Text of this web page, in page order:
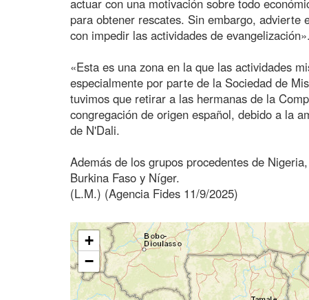
actuar con una motivación sobre todo
para obtener rescates. Sin embargo, advierte
con impedir las actividades de evangelización».
«Esta es una zona en la que las actividades
especialmente por parte de la Sociedad de
tuvimos que retirar a las hermanas de la
congregación de origen español, debido a la
de N'Dali.
Además de los grupos procedentes de
Burkina Faso y Níger.
(L.M.) (Agencia Fides 11/9/2025)
+
−